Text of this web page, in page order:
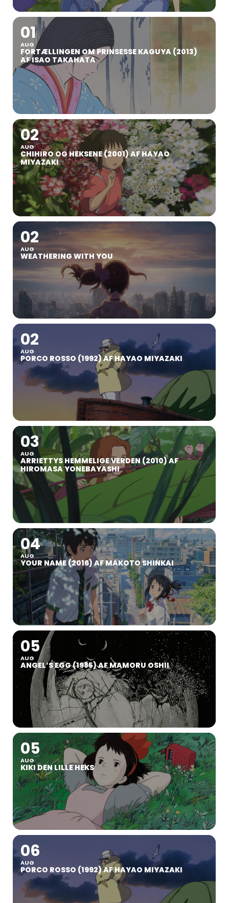
01
AUG
FORTÆLLINGEN OM PRINSESSE KAGUYA (2013)
AF ISAO TAKAHATA
02
AUG
CHIHIRO OG HEKSENE (2001) AF HAYAO
MIYAZAKI
02
AUG
WEATHERING WITH YOU
02
AUG
PORCO ROSSO (1992) AF HAYAO MIYAZAKI
03
AUG
ARRIETTYS HEMMELIGE VERDEN (2010) AF
HIROMASA YONEBAYASHI
04
AUG
YOUR NAME (2016) AF MAKOTO SHINKAI
05
AUG
ANGEL’S EGG (1985) AF MAMORU OSHII
05
AUG
KIKI DEN LILLE HEKS
06
AUG
PORCO ROSSO (1992) AF HAYAO MIYAZAKI